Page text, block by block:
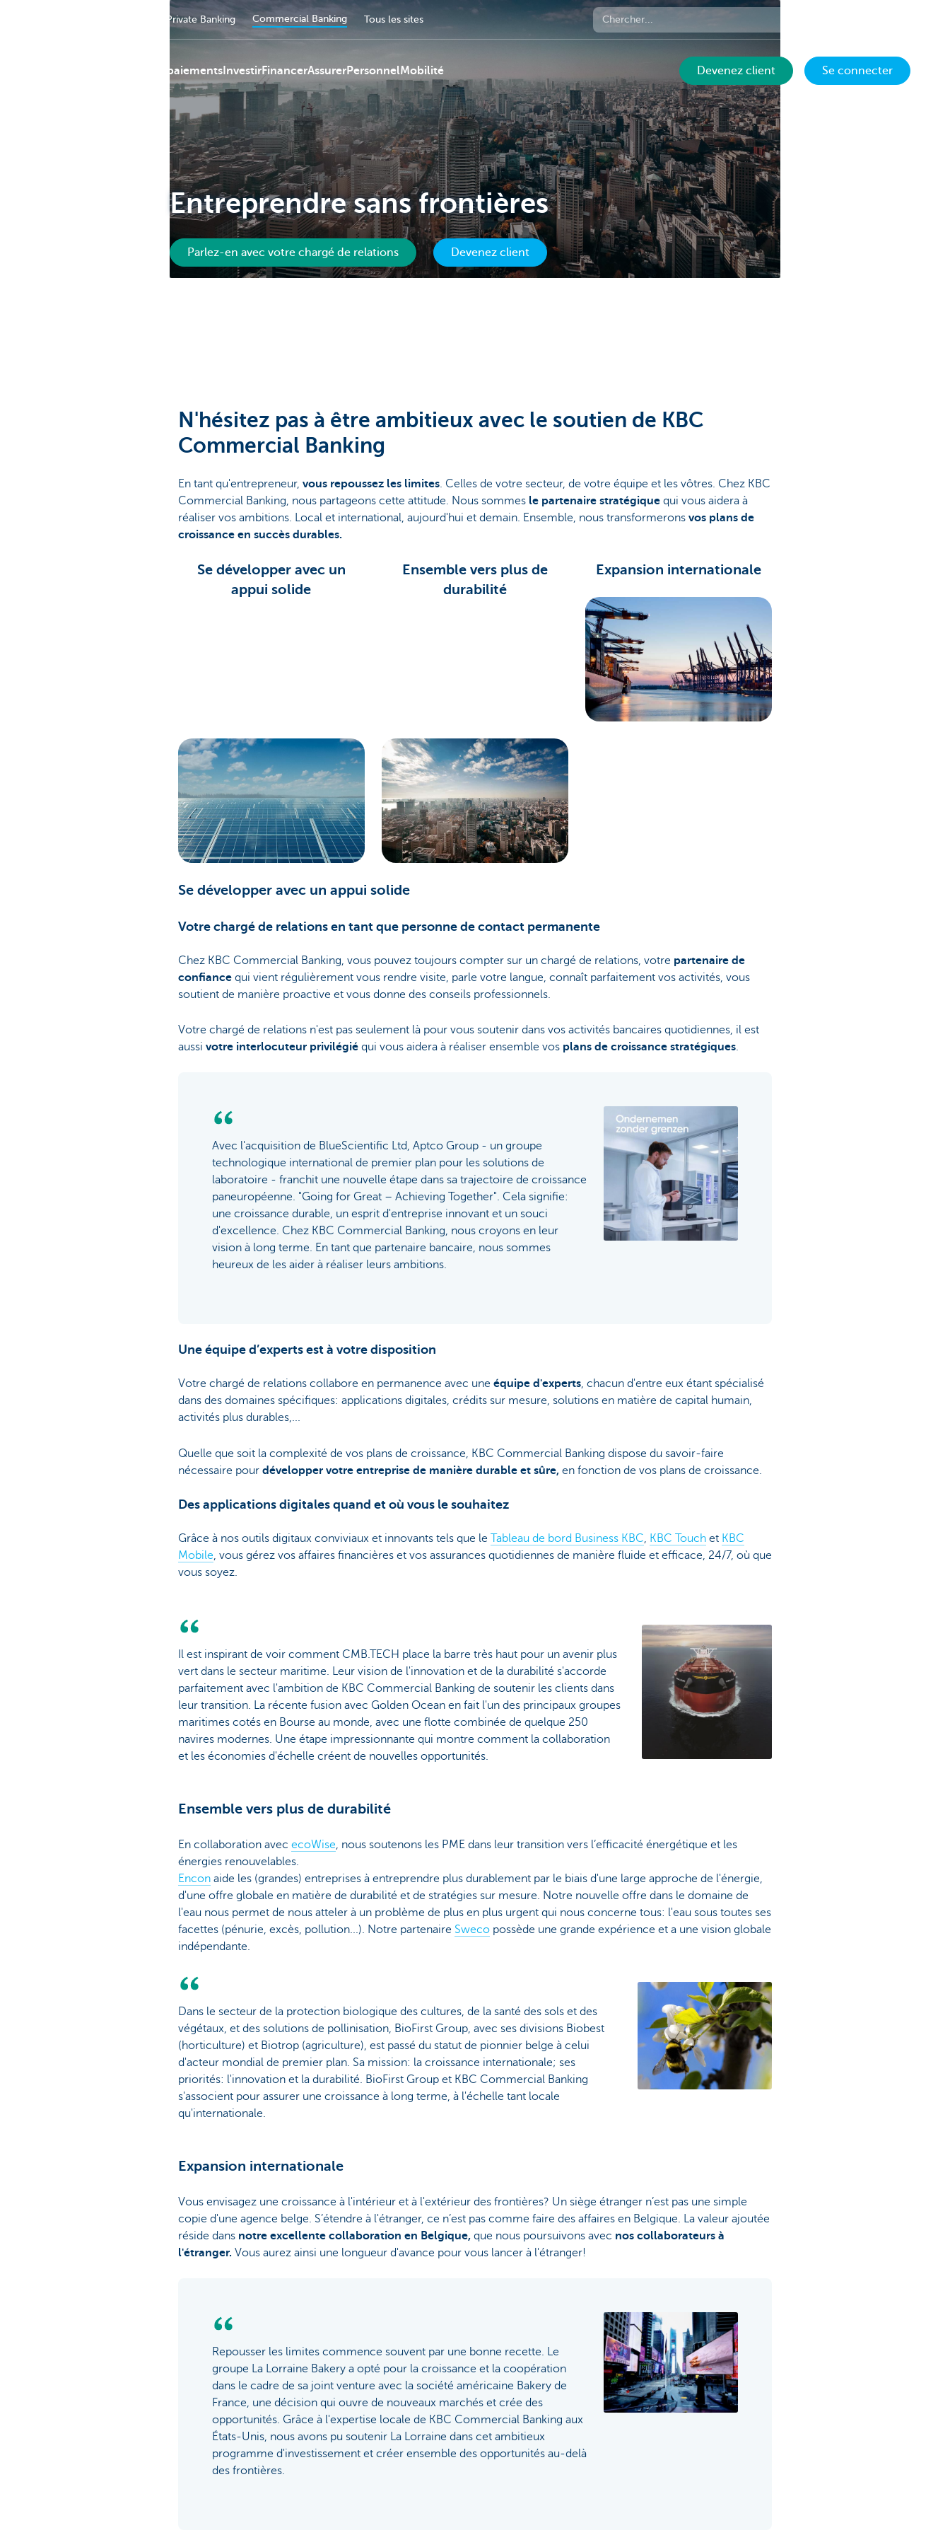
Private Banking Commercial Banking Tous les sites
Services de paiements InvestirFinancerAssurerPersonnelMobilité Devenez client Se connecter
Entreprendre sans frontières
Parlez-en avec votre chargé de relations Devenez client
N'hésitez pas à être ambitieux avec le soutien de KBC
Commercial Banking
En tant qu'entrepreneur, vous repoussez les limites. Celles de votre secteur, de votre équipe et les vôtres. Chez KBC
Commercial Banking, nous partageons cette attitude. Nous sommes le partenaire stratégique qui vous aidera à
réaliser vos ambitions. Local et international, aujourd'hui et demain. Ensemble, nous transformerons vos plans de
croissance en succès durables.
Se développer avec un
appui solide
Ensemble vers plus de
durabilité
Expansion internationale
Se développer avec un appui solide
Votre chargé de relations en tant que personne de contact permanente
Chez KBC Commercial Banking, vous pouvez toujours compter sur un chargé de relations, votre partenaire de
confiance qui vient régulièrement vous rendre visite, parle votre langue, connaît parfaitement vos activités, vous
soutient de manière proactive et vous donne des conseils professionnels.
Votre chargé de relations n'est pas seulement là pour vous soutenir dans vos activités bancaires quotidiennes, il est
aussi votre interlocuteur privilégié qui vous aidera à réaliser ensemble vos plans de croissance stratégiques.
Avec l'acquisition de BlueScientific Ltd, Aptco Group - un groupe
technologique international de premier plan pour les solutions de
laboratoire - franchit une nouvelle étape dans sa trajectoire de croissance
paneuropéenne. "Going for Great – Achieving Together". Cela signifie:
une croissance durable, un esprit d'entreprise innovant et un souci
d'excellence. Chez KBC Commercial Banking, nous croyons en leur
vision à long terme. En tant que partenaire bancaire, nous sommes
heureux de les aider à réaliser leurs ambitions.
Une équipe d’experts est à votre disposition
Votre chargé de relations collabore en permanence avec une équipe d'experts, chacun d'entre eux étant spécialisé
dans des domaines spécifiques: applications digitales, crédits sur mesure, solutions en matière de capital humain,
activités plus durables,...
Quelle que soit la complexité de vos plans de croissance, KBC Commercial Banking dispose du savoir-faire
nécessaire pour développer votre entreprise de manière durable et sûre, en fonction de vos plans de croissance.
Des applications digitales quand et où vous le souhaitez
Grâce à nos outils digitaux conviviaux et innovants tels que le Tableau de bord Business KBC, KBC Touch et KBC
Mobile, vous gérez vos affaires financières et vos assurances quotidiennes de manière fluide et efficace, 24/7, où que
vous soyez.
Il est inspirant de voir comment CMB.TECH place la barre très haut pour un avenir plus
vert dans le secteur maritime. Leur vision de l'innovation et de la durabilité s'accorde
parfaitement avec l'ambition de KBC Commercial Banking de soutenir les clients dans
leur transition. La récente fusion avec Golden Ocean en fait l'un des principaux groupes
maritimes cotés en Bourse au monde, avec une flotte combinée de quelque 250
navires modernes. Une étape impressionnante qui montre comment la collaboration
et les économies d'échelle créent de nouvelles opportunités.
Ensemble vers plus de durabilité
En collaboration avec ecoWise, nous soutenons les PME dans leur transition vers l’efficacité énergétique et les
énergies renouvelables.
Encon aide les (grandes) entreprises à entreprendre plus durablement par le biais d'une large approche de l'énergie,
d'une offre globale en matière de durabilité et de stratégies sur mesure. Notre nouvelle offre dans le domaine de
l'eau nous permet de nous atteler à un problème de plus en plus urgent qui nous concerne tous: l'eau sous toutes ses
facettes (pénurie, excès, pollution...). Notre partenaire Sweco possède une grande expérience et a une vision globale
indépendante.
Dans le secteur de la protection biologique des cultures, de la santé des sols et des
végétaux, et des solutions de pollinisation, BioFirst Group, avec ses divisions Biobest
(horticulture) et Biotrop (agriculture), est passé du statut de pionnier belge à celui
d'acteur mondial de premier plan. Sa mission: la croissance internationale; ses
priorités: l'innovation et la durabilité. BioFirst Group et KBC Commercial Banking
s'associent pour assurer une croissance à long terme, à l'échelle tant locale
qu'internationale.
Expansion internationale
Vous envisagez une croissance à l'intérieur et à l'extérieur des frontières? Un siège étranger n’est pas une simple
copie d'une agence belge. S’étendre à l'étranger, ce n’est pas comme faire des affaires en Belgique. La valeur ajoutée
réside dans notre excellente collaboration en Belgique, que nous poursuivons avec nos collaborateurs à
l'étranger. Vous aurez ainsi une longueur d'avance pour vous lancer à l'étranger!
Repousser les limites commence souvent par une bonne recette. Le
groupe La Lorraine Bakery a opté pour la croissance et la coopération
dans le cadre de sa joint venture avec la société américaine Bakery de
France, une décision qui ouvre de nouveaux marchés et crée des
opportunités. Grâce à l'expertise locale de KBC Commercial Banking aux
États-Unis, nous avons pu soutenir La Lorraine dans cet ambitieux
programme d'investissement et créer ensemble des opportunités au-delà
des frontières.